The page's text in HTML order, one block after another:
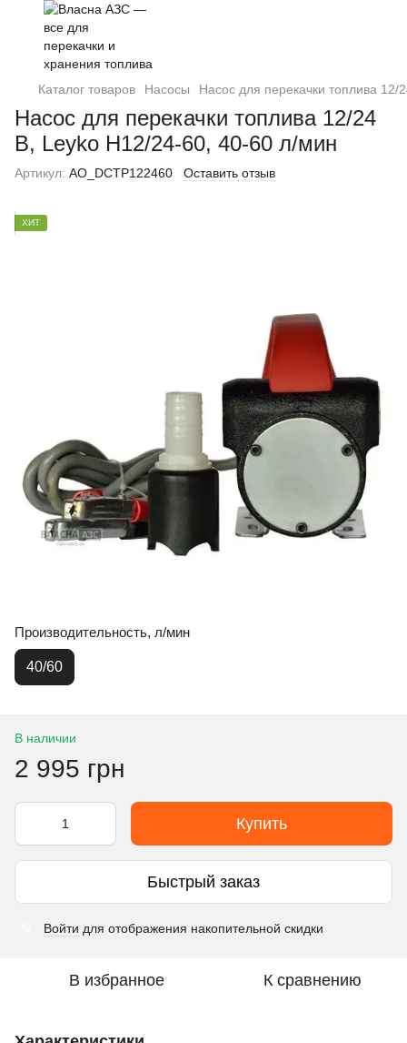
Каталог товаров Насосы Насос для перекачки топлива
Насос для перекачки топлива 12/24
В, Leyko Н12/24-60, 40-60 л/мин
Артикул: AO_DCTP122460 Оставить отзыв
ХИТ
Производительность, л/мин
40/60
В наличии
2 995 грн
Купить
Быстрый заказ
Войти для отображения накопительной скидки
В избранное К сравнению